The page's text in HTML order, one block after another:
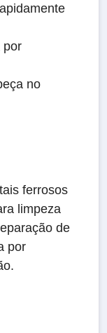
por
no
ferrosos
limpeza
de
por